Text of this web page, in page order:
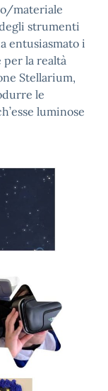
materiale
strumenti
entusiasmato i
la realtà
Stellarium,
le
luminose